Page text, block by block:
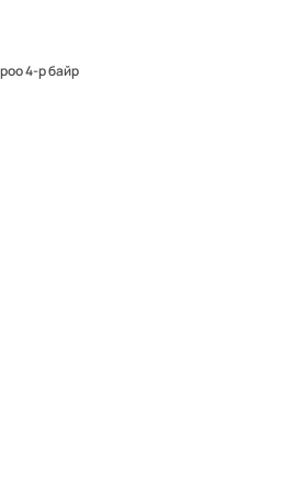
4-р байр